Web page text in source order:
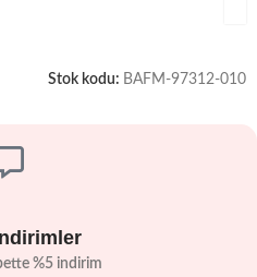
Stok kodu: BAFM-97312-010
%5 indirim